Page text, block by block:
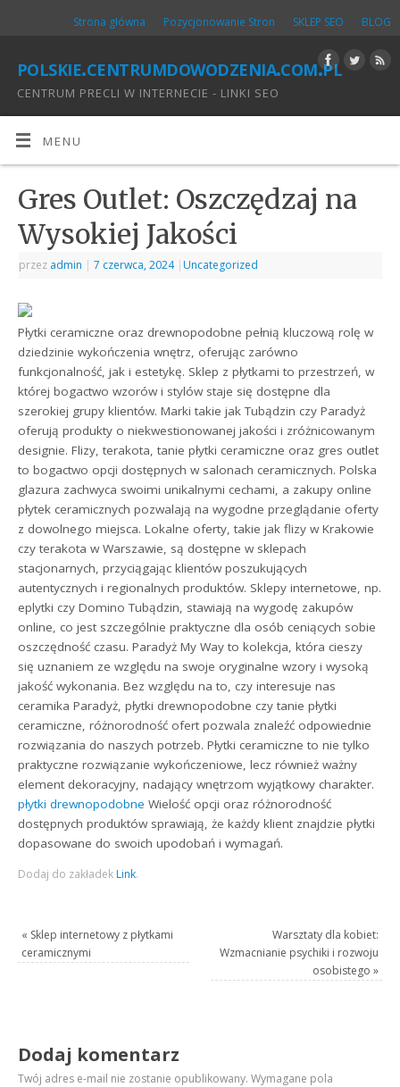
Strona główna Pozycjonowanie Stron SKLEP SEO BLOG
polskie.centrumdowodzenia.com.pl
CENTRUM PRECLI W INTERNECIE - LINKI SEO
MENU
Gres Outlet: Oszczędzaj na
Wysokiej Jakości
przez admin | 7 czerwca, 2024 | Uncategorized
Płytki ceramiczne oraz drewnopodobne pełnią kluczową rolę w
dziedzinie wykończenia wnętrz, oferując zarówno
funkcjonalność, jak i estetykę. Sklep z płytkami to przestrzeń, w
której bogactwo wzorów i stylów staje się dostępne dla
szerokiej grupy klientów. Marki takie jak Tubądzin czy Paradyż
oferują produkty o niekwestionowanej jakości i zróżnicowanym
designie. Flizy, terakota, tanie płytki ceramiczne oraz gres outlet
to bogactwo opcji dostępnych w salonach ceramicznych. Polska
glazura zachwyca swoimi unikalnymi cechami, a zakupy online
płytek ceramicznych pozwalają na wygodne przeglądanie oferty
z dowolnego miejsca. Lokalne oferty, takie jak flizy w Krakowie
czy terakota w Warszawie, są dostępne w sklepach
stacjonarnych, przyciągając klientów poszukujących
autentycznych i regionalnych produktów. Sklepy internetowe, np.
eplytki czy Domino Tubądzin, stawiają na wygodę zakupów
online, co jest szczególnie praktyczne dla osób ceniących sobie
oszczędność czasu. Paradyż My Way to kolekcja, która cieszy
się uznaniem ze względu na swoje oryginalne wzory i wysoką
jakość wykonania. Bez względu na to, czy interesuje nas
ceramika Paradyż, płytki drewnopodobne czy tanie płytki
ceramiczne, różnorodność ofert pozwala znaleźć odpowiednie
rozwiązania do naszych potrzeb. Płytki ceramiczne to nie tylko
praktyczne rozwiązanie wykończeniowe, lecz również ważny
element dekoracyjny, nadający wnętrzom wyjątkowy charakter.
płytki drewnopodobne Wielość opcji oraz różnorodność
dostępnych produktów sprawiają, że każdy klient znajdzie płytki
dopasowane do swoich upodobań i wymagań.
Dodaj do zakładek Link.
« Sklep internetowy z płytkami
ceramicznymi
Warsztaty dla kobiet:
Wzmacnianie psychiki i rozwoju
osobistego »
Dodaj komentarz
Twój adres e-mail nie zostanie opublikowany. Wymagane pola